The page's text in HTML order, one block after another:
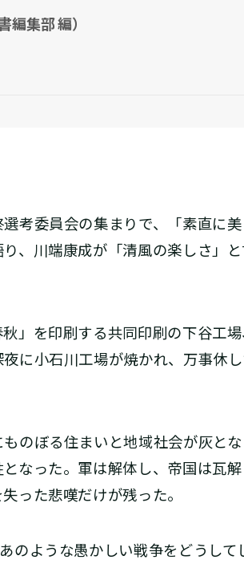
編集部 編）
考委員会の集まりで、「素直に
、川端康成が「清風の楽しさ」
」を印刷する共同印刷の下谷工
に小石川工場が焼かれ、万事休
のぼる住まいと地域社会が灰と
なった。軍は解体し、帝国は瓦
った悲嘆だけが残った。
のような愚かしい戦争をどうし